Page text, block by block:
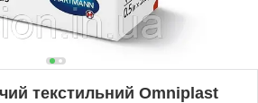
текстильний Omniplast